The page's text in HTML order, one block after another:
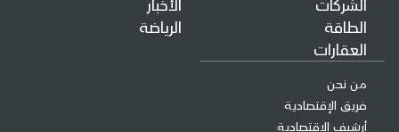
الشركات
الطاقة
العقارات
الأخبار
الرياضة
من نحن
فريق الإقتصادية
أرشيف الإقتصادية